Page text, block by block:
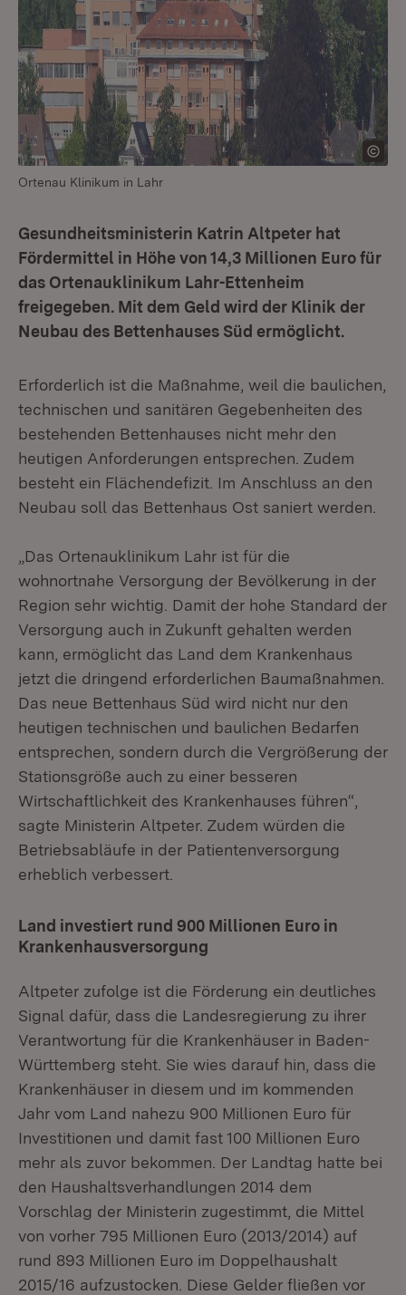
Ortenau Klinikum in Lahr
Gesundheitsministerin Katrin Altpeter hat
Fördermittel in Höhe von 14,3 Millionen Euro für
das Ortenauklinikum Lahr-Ettenheim
freigegeben. Mit dem Geld wird der Klinik der
Neubau des Bettenhauses Süd ermöglicht.
Erforderlich ist die Maßnahme, weil die baulichen,
technischen und sanitären Gegebenheiten des
bestehenden Bettenhauses nicht mehr den
heutigen Anforderungen entsprechen. Zudem
besteht ein Flächendefizit. Im Anschluss an den
Neubau soll das Bettenhaus Ost saniert werden.
„Das Ortenauklinikum Lahr ist für die
wohnortnahe Versorgung der Bevölkerung in der
Region sehr wichtig. Damit der hohe Standard der
Versorgung auch in Zukunft gehalten werden
kann, ermöglicht das Land dem Krankenhaus
jetzt die dringend erforderlichen Baumaßnahmen.
Das neue Bettenhaus Süd wird nicht nur den
heutigen technischen und baulichen Bedarfen
entsprechen, sondern durch die Vergrößerung der
Stationsgröße auch zu einer besseren
Wirtschaftlichkeit des Krankenhauses führen“,
sagte Ministerin Altpeter. Zudem würden die
Betriebsabläufe in der Patientenversorgung
erheblich verbessert.
Land investiert rund 900 Millionen Euro in
Krankenhausversorgung
Altpeter zufolge ist die Förderung ein deutliches
Signal dafür, dass die Landesregierung zu ihrer
Verantwortung für die Krankenhäuser in Baden-
Württemberg steht. Sie wies darauf hin, dass die
Krankenhäuser in diesem und im kommenden
Jahr vom Land nahezu 900 Millionen Euro für
Investitionen und damit fast 100 Millionen Euro
mehr als zuvor bekommen. Der Landtag hatte bei
den Haushaltsverhandlungen 2014 dem
Vorschlag der Ministerin zugestimmt, die Mittel
von vorher 795 Millionen Euro (2013/2014) auf
rund 893 Millionen Euro im Doppelhaushalt
2015/16 aufzustocken. Diese Gelder fließen vor